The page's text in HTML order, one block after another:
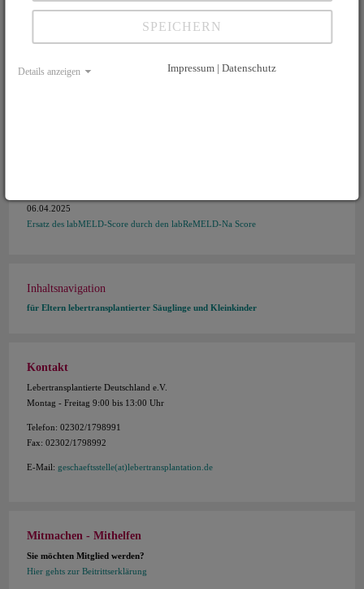
30 Jahre Transplantationszentrum Regensburg - Eine beeindruckende
Ausstellung und ein Symposium zum Jubiläum
Tag der Organspende 205 in Regensburg
06.04.2025
Ersatz des labMELD-Score durch den labReMELD-Na Score
Inhaltsnavigation
für Eltern lebertransplantierter Säuglinge und Kleinkinder
Kontakt
Lebertransplantierte Deutschland e.V.
Montag - Freitag 9:00 bis 13:00 Uhr
Telefon: 02302/1798991
Fax: 02302/1798992
E-Mail: geschaeftsstelle(at)lebertransplantation.de
Mitmachen - Mithelfen
Sie möchten Mitglied werden?
Hier gehts zur Beitrittserklärung
SPEICHERN
Details anzeigen Impressum | Datenschutz